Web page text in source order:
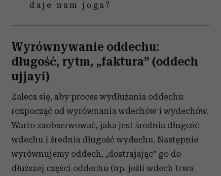
daje nam joga?
Wyrównywanie oddechu:
długość, rytm, „faktura” (oddech
ujjayi)
Zaleca się, aby proces wydłużania oddechu
rozpocząć od wyrównania wdechów i wydechów.
Warto zaobserwować, jaka jest średnia długość
wdechu i średnia długość wydechu. Następnie
wyrównujemy oddech, „dostrajając” go do
dłuższej części oddechu (np. jeśli wdech trwa